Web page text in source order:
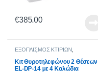
€385.00
ΕΞΟΠΛΙΣΜΟΣ ΚΤΙΡΙΩΝ
Θυροτηλέφωνα
Κιτ Θυροτηλεφώνου 2 Θέσεων
EL-DP-14 με 4 Καλώδια